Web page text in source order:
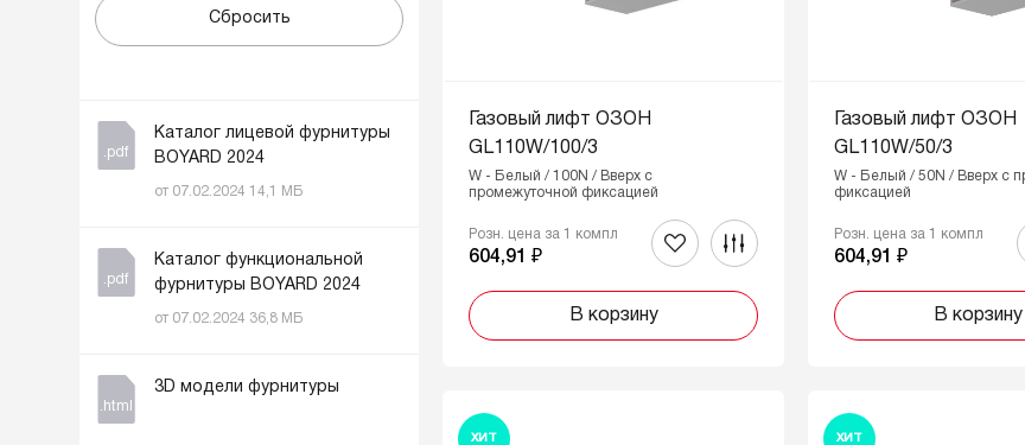
Сбросить
.pdf
Каталог лицевой фурнитуры
BOYARD 2024
от 07.02.2024 14,1 МБ
.pdf
Каталог функциональной
фурнитуры BOYARD 2024
от 07.02.2024 36,8 МБ
.html
3D модели фурнитуры
Газовый лифт ОЗОН
GL110W/100/3
W - Белый / 100N / Вверх с
промежуточной фиксацией
Розн. цена за 1 компл
604,91 ₽
В корзину
Газовый лифт ОЗОН
GL110W/50/3
W - Белый / 50N / Вверх с
фиксацией
Розн. цена за 1 компл
604,91 ₽
В корзину
ХИТ ХИТ